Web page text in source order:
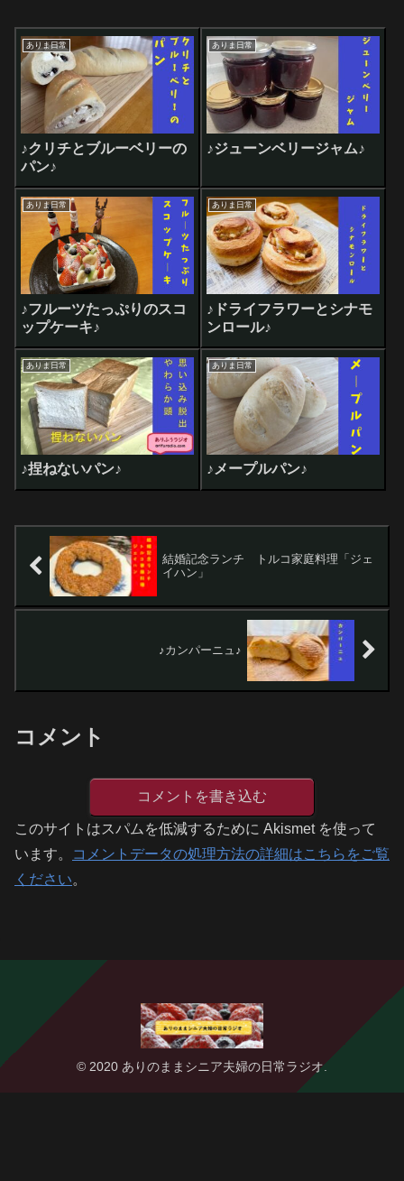
ありま日常
♪クリチとブルーベリーの
パン♪
ありま日常
♪ジューンベリージャム♪
ありま日常
♪フルーツたっぷりのスコ
ップケーキ♪
ありま日常
♪ドライフラワーとシナモ
ンロール♪
ありま日常
♪捏ねないパン♪
ありま日常
♪メープルパン♪
結婚記念ランチ トルコ家庭料理「ジェ
イハン」
♪カンパーニュ♪
コメント
コメントを書き込む
このサイトはスパムを低減するために Akismet を使って
います。
コメントデータの処理方法の詳細はこちらをご覧
ください。
© 2020 ありのままシニア夫婦の日常ラジオ.